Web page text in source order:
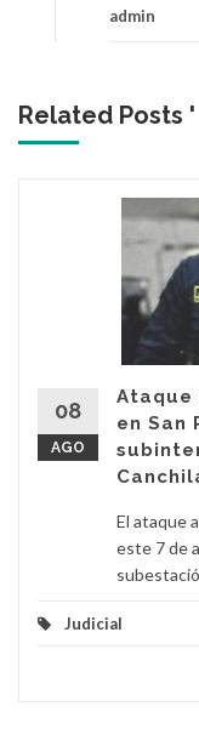
admin
Related Posts '
08
AGO
Ataque
en San
El ataque
este 7 de
Judicial